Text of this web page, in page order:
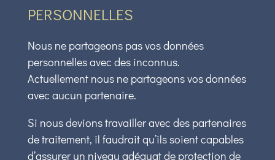
PERSONNELLES
Nous ne partageons pas vos données
personnelles avec des inconnus.
Actuellement nous ne partageons vos données
avec aucun partenaire.
Si nous devions travailler avec des partenaires
de traitement, il faudrait qu’ils soient capables
d’assurer un niveau adéquat de protection de